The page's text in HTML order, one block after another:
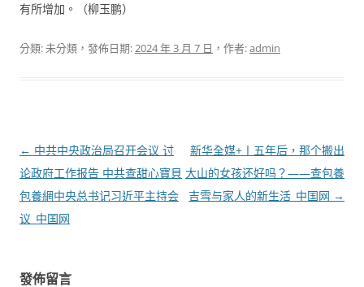
有所增加。（柳玉鹏）
分類: 未分類，發佈日期:2024 年 3 月 7 日 ，作者:admin
文
章
導
覽
← 中共中央政治局召开会议 讨
论政府工作报告 中共查甜心寶貝
包養網中央总书记习近平主持会
议_中国网
新华全媒+丨五年后，那个搬出
大山的女孩还好吗？——查包養
吉雪与家人的新生活_中国网 →
發佈留言